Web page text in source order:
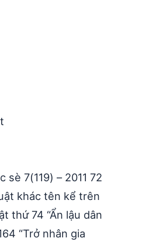
sè 7(119) – 2011 72
khác tên kể trên
thứ 74 “Ẩn lậu dân
“Trở nhân gia